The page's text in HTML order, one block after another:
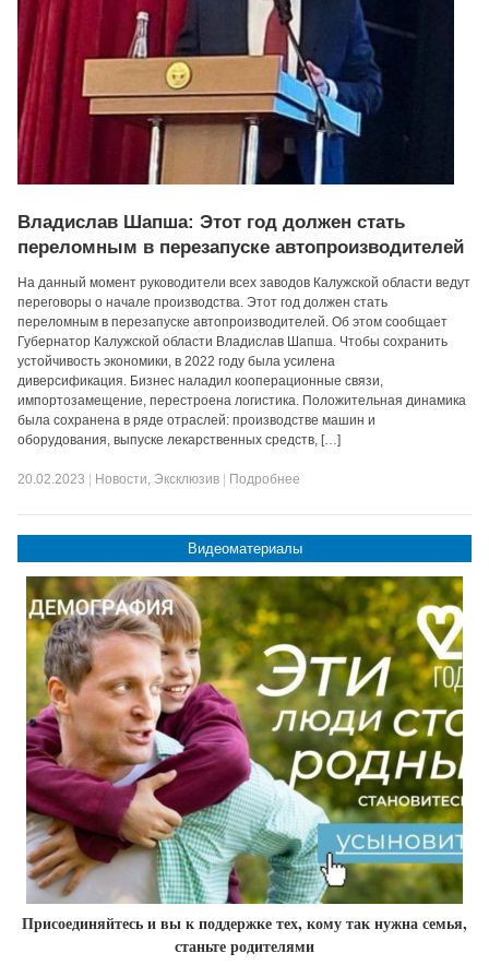
Владислав Шапша: Этот год должен стать
переломным в перезапуске автопроизводителей
На данный момент руководители всех заводов Калужской области ведут
переговоры о начале производства. Этот год должен стать
переломным в перезапуске автопроизводителей. Об этом сообщает
Губернатор Калужской области Владислав Шапша. Чтобы сохранить
устойчивость экономики, в 2022 году была усилена
диверсификация. Бизнес наладил кооперационные связи,
импортозамещение, перестроена логистика. Положительная динамика
была сохранена в ряде отраслей: производстве машин и
оборудования, выпуске лекарственных средств, […]
20.02.2023 Новости, Эксклюзив Подробнее
Видеоматериалы
Присоединяйтесь и вы к поддержке тех, кому так нужна семья,
станьте родителями